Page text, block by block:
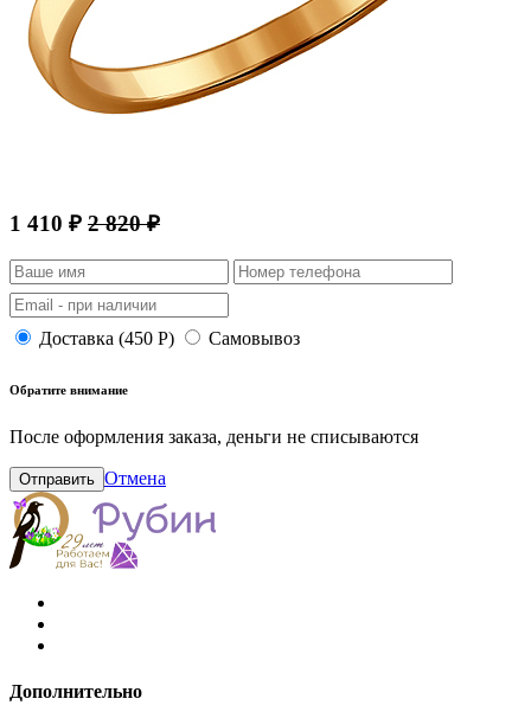
1 410 ₽ 2 820 ₽
Доставка (450 Р) Самовывоз
Обратите внимание
После оформления заказа, деньги не списываются
Отправить Отмена
Дополнительно